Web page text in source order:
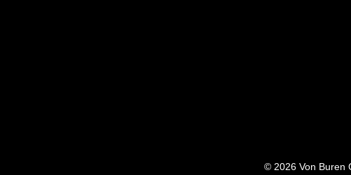
© 2026 Von Buren